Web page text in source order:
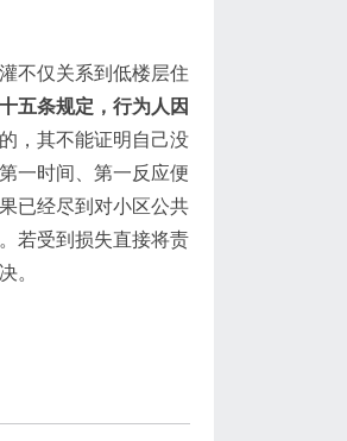
不仅关系到低楼层住
五条规定，行为人因
，其不能证明自己没
一时间、第一反应便
已经尽到对小区公共
若受到损失直接将责
。